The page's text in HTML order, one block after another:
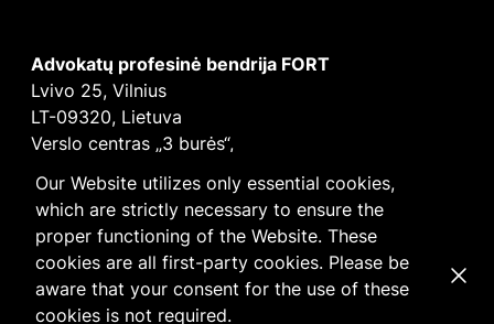
Our Website utilizes only essential cookies,
which are strictly necessary to ensure the
proper functioning of the Website. These
cookies are all first-party cookies. Please be
aware that your consent for the use of these
cookies is not required.
Advokatų profesinė bendrija FORT
Lvivo 25, Vilnius
LT-09320, Lietuva
Verslo centras „3 burės“,
E-mailvilnius@fortlegal.com
Tel. +370 5 250 6141
Įm. k. 303195010
PVM: LT100008172616
FacebookLinkedIn